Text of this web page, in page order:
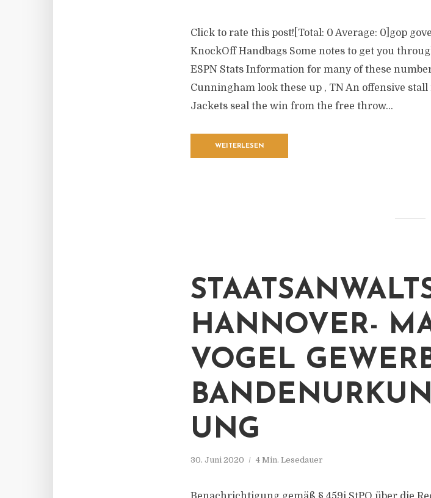
Click to rate this post![Total: 0 Average: 0]gop
KnockOff Handbags Some notes to get you
ESPN Stats Information for many of these
Cunningham look these up , TN An offensive
Jackets seal the win from the free throw...
WEITERLESEN
HANNOVER-
VOGEL
NG
30. Juni 2020 4 Min. Lesedauer